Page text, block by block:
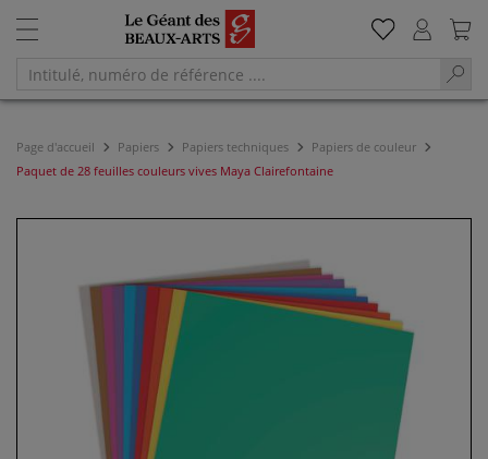
Page d'accueil Papiers Papiers techniques
Papiers de couleur
Paquet de 28 feuilles couleurs vives Maya Clairefontaine